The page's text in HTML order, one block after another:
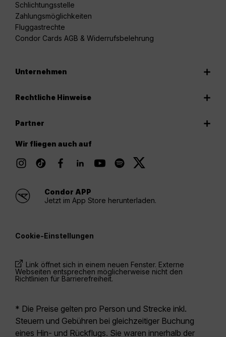
Schlichtungsstelle
Zahlungsmöglichkeiten
Fluggastrechte
Condor Cards AGB & Widerrufsbelehrung
Unternehmen
Rechtliche Hinweise
Partner
Wir fliegen auch auf
Condor APP
Jetzt im App Store herunterladen.
Cookie-Einstellungen
Link öffnet sich in einem neuen Fenster. Externe
Webseiten entsprechen möglicherweise nicht den
Richtlinien für Barrierefreiheit.
* Die Preise gelten pro Person und Strecke inkl.
Steuern und Gebühren bei gleichzeitiger Buchung
eines Hin- und Rückflugs. Sie waren innerhalb der